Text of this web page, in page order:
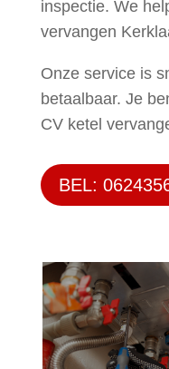
inspectie. We
vervangen
Onze service is
betaalbaar. Je
CV ketel
BEL: